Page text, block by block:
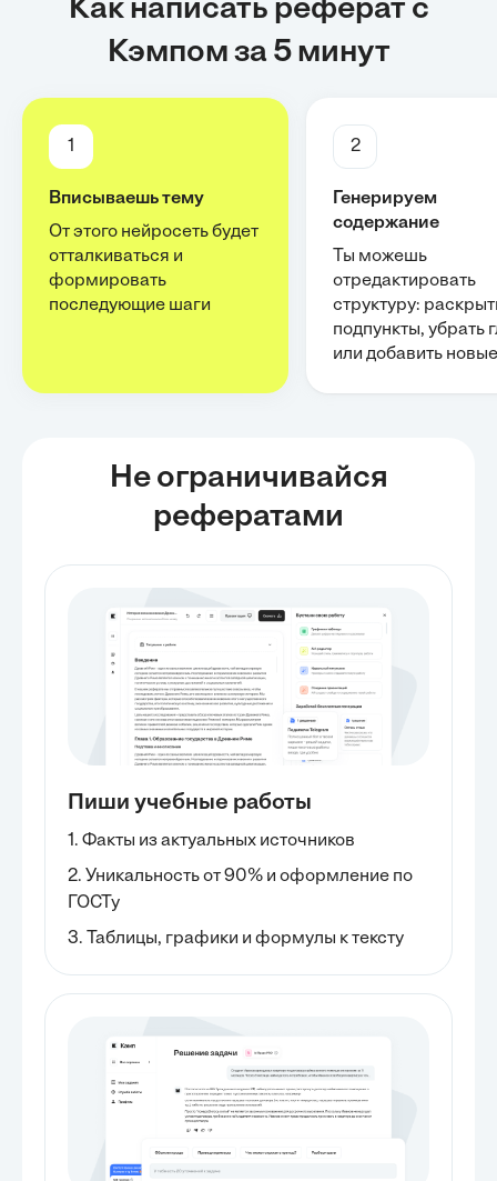
Как написать реферат с
Кэмпом за 5 минут
1
Вписываешь тему
От этого нейросеть будет
отталкиваться и
формировать
последующие шаги
2
Генерируем
содержание
Ты можешь
отредактировать
структуру:
подпункты, убрать
или добавить новые
Не ограничивайся
рефератами
Пиши учебные работы
1. Факты из актуальных источников
2. Уникальность от 90% и оформление по
ГОСТу
3. Таблицы, графики и формулы к тексту